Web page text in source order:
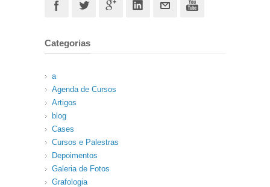
Categorias
a
Agenda de Cursos
Artigos
blog
Cases
Cursos e Palestras
Depoimentos
Galeria de Fotos
Grafologia